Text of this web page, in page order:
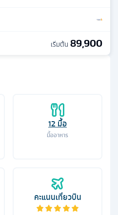
12 มื้อ
มื้ออาหาร
คะแนนเที่ยวบิน
เริ่มต้น 89,900